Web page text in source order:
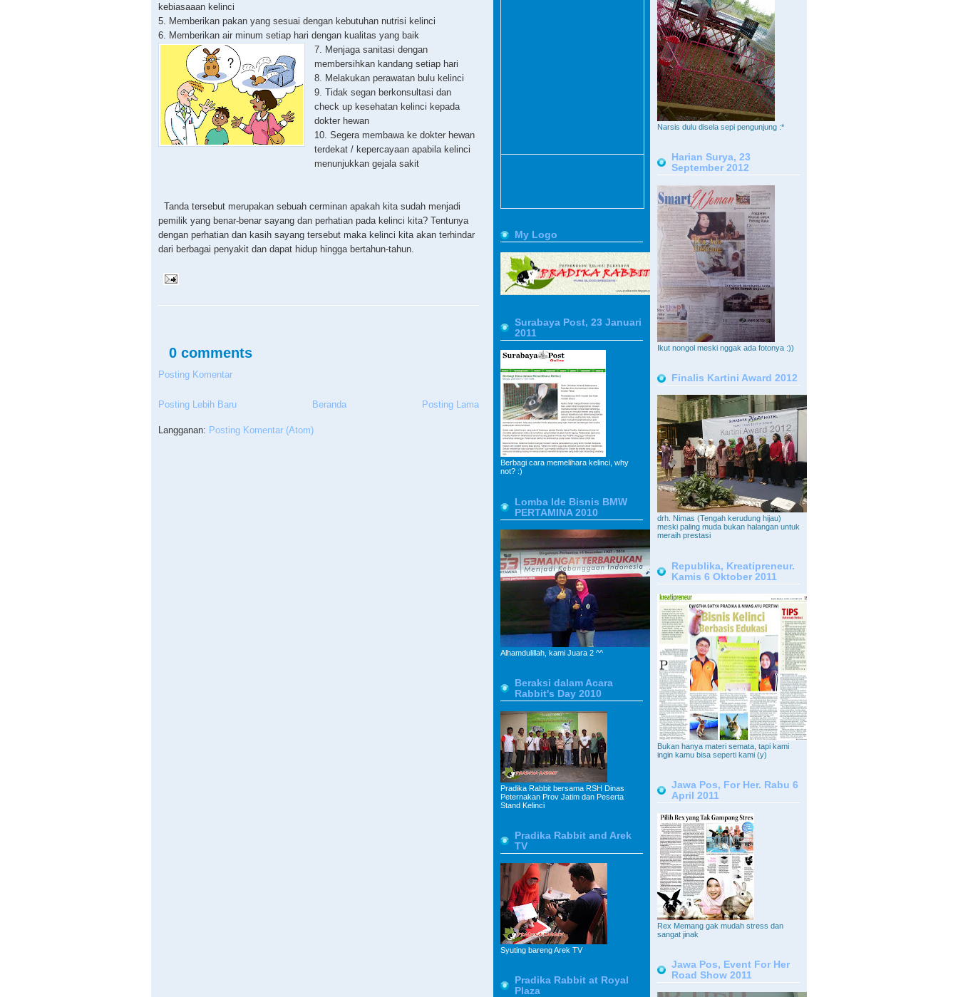
kebiasaaan kelinci
5. Memberikan pakan yang sesuai dengan kebutuhan nutrisi kelinci
6. Memberikan air minum setiap hari dengan kualitas yang baik
7. Menjaga sanitasi dengan
membersihkan kandang setiap hari
8. Melakukan perawatan bulu kelinci
9. Tidak segan berkonsultasi dan
check up kesehatan kelinci kepada
dokter hewan
10. Segera membawa ke dokter hewan
terdekat / kepercayaan apabila kelinci
menunjukkan gejala sakit
Tanda tersebut merupakan sebuah cerminan apakah kita sudah menjadi
pemilik yang benar-benar sayang dan perhatian pada kelinci kita? Tentunya
dengan perhatian dan kasih sayang tersebut maka kelinci kita akan terhindar
dari berbagai penyakit dan dapat hidup hingga bertahun-tahun.
0 comments
Posting Komentar
Posting Lebih Baru Posting Lama
Beranda
Langganan: Posting Komentar (Atom)
Narsis dulu disela sepi pengunjung :*
Harian Surya, 23
September 2012
Ikut nongol meski nggak ada fotonya :))
Finalis Kartini Award 2012
drh. Nimas (Tengah kerudung hijau)
meski paling muda bukan halangan untuk
meraih prestasi
Republika, Kreatipreneur.
Kamis 6 Oktober 2011
Bukan hanya materi semata, tapi kami
ingin kamu bisa seperti kami (y)
Jawa Pos, For Her. Rabu 6
April 2011
Rex Memang gak mudah stress dan
sangat jinak
Jawa Pos, Event For Her
Road Show 2011
My Logo
Surabaya Post, 23 Januari
2011
Berbagi cara memelihara kelinci, why
not? :)
Lomba Ide Bisnis BMW
PERTAMINA 2010
Alhamdulillah, kami Juara 2 ^^
Beraksi dalam Acara
Rabbit's Day 2010
Pradika Rabbit bersama RSH Dinas
Peternakan Prov Jatim dan Peserta
Stand Kelinci
Pradika Rabbit and Arek
TV
Syuting bareng Arek TV
Pradika Rabbit at Royal
Plaza